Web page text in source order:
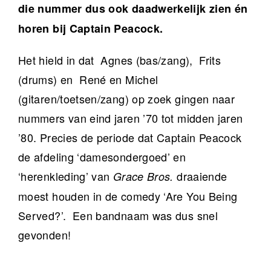
die nummer dus ook daadwerkelijk zien én
horen bij Captain Peacock.
Het hield in dat Agnes (bas/zang), Frits
(drums) en René en Michel
(gitaren/toetsen/zang) op zoek gingen naar
nummers van eind jaren ’70 tot midden jaren
’80. Precies de periode dat Captain Peacock
de afdeling ‘damesondergoed’ en
‘herenkleding’ van Grace Bros. draaiende
moest houden in de comedy ‘Are You Being
Served?’. Een bandnaam was dus snel
gevonden!